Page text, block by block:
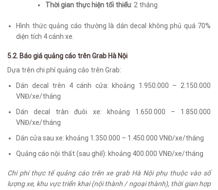
Thời gian thực hiện tối thiểu: 2 tháng
Hình thức quảng cáo thường là dán decal không phủ quá 70%
diện tích 4 cánh xe.
5.2. Báo giáquảng cáo trên Grab Hà Nội
Dựa trên chi phí quảng cáo trên Grab:
Dán decal trên 4 cánh cửa: khoảng 1.950.000 – 2.150.000
VNĐ/xe/tháng
Dán decal tràn đuôi xe: khoảng 1.650.000 – 1.850.000
VNĐ/xe/tháng
Dán cửa sau xe: khoảng 1.350.000 – 1.450.000 VNĐ/xe/tháng
Quảng cáo nội thất (sau ghế): khoảng 400.000 VNĐ/xe/tháng
Chi phí thực tế quảng cáo trên xe grab Hà Nội phụ thuộc vào số
lượng xe, khu vực triển khai (nội thành / ngoại thành), thời gian hợp